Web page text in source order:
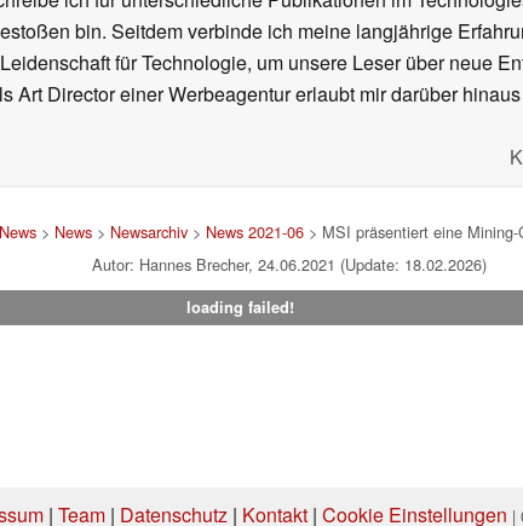
bin. Seitdem verbinde ich meine langjährige
für Technologie, um unsere Leser über neue
Art Director einer Werbeagentur erlaubt mir darüber
> News > Newsarchiv > News 2021-06 > MSI präsentiert eine
Autor: Hannes Brecher, 24.06.2021 (Update: 18.02.2026)
loading failed!
| Team | Datenschutz | Kontakt | Cookie Einstellungen |